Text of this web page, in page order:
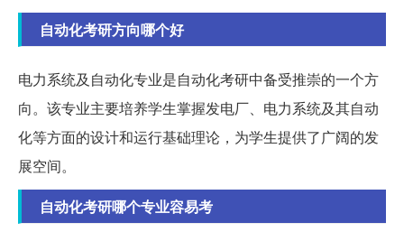
自动化考研方向哪个好
电力系统及自动化专业是自动化考研中备受推崇的一个方
向。该专业主要培养学生掌握发电厂、电力系统及其自动
化等方面的设计和运行基础理论，为学生提供了广阔的发
展空间。
自动化考研哪个专业容易考